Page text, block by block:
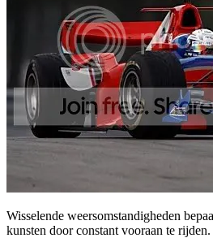
Wisselende weersomstandigheden
kunsten door constant vooraan te